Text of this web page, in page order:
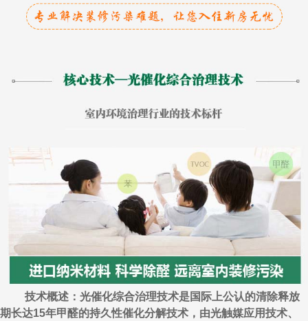
技术概述：光催化综合治理技术是国际上公认的清除释放
期长达15年甲醛的持久性催化分解技术，由光触媒应用技术、